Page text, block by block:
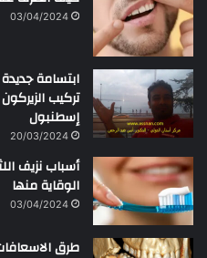
03/04/2024
ابتسامة
تركيب
إسطنبول
20/03/2024
أسباب نزيف
الوقاية منها
03/04/2024
طرق